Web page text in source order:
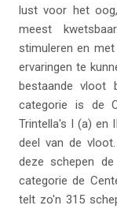
lust voor het
meest
stimuleren en
ervaringen te
bestaande vloot
categorie is de
Trintella's I (a) en
deel van de
deze schepen
categorie de
telt zo'n 315